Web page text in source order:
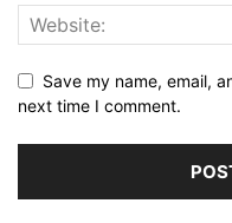
Save my name, email,
next time I comment.